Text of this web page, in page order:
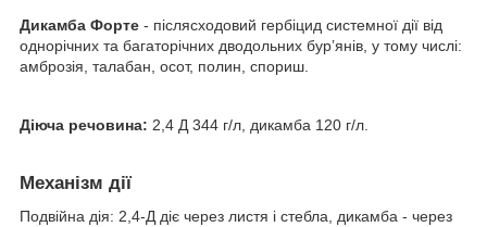
Дикамба Форте - післясходовий гербіцид системної дії від
однорічних та багаторічних дводольних бур’янів, у тому числі:
амброзія, талабан, осот, полин, спориш.
Діюча речовина: 2,4 Д 344 г/л, дикамба 120 г/л.
Механізм дії
Подвійна дія: 2,4-Д діє через листя і стебла, дикамба - через